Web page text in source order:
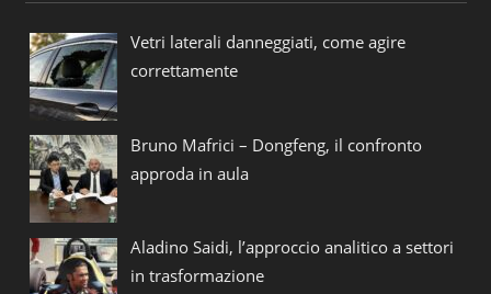
Vetri laterali danneggiati, come agire
correttamente
Bruno Mafrici – Dongfeng, il confronto
approda in aula
Aladino Saidi, l’approccio analitico a settori
in trasformazione